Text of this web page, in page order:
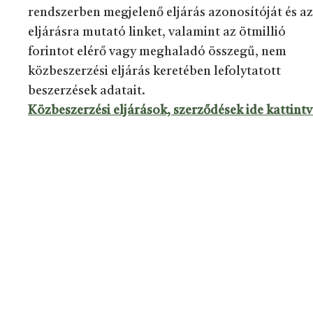
rendszerben megjelenő eljárás azonosítóját és az
eljárásra mutató linket, valamint az ötmillió
forintot elérő vagy meghaladó összegű, nem
közbeszerzési eljárás keretében lefolytatott
beszerzések adatait.
Közbeszerzési eljárások, szerződések ide